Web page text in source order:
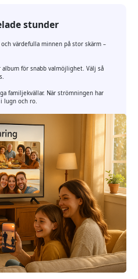
stunder
värdefulla minnen på stor skärm –
för snabb valmöjlighet. Välj så
familjekvällar. När strömningen har
lugn och ro.